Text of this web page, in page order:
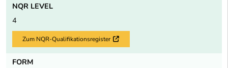
NQR LEVEL
4
Zum NQR-Qualifikationsregister Externer Link
FORM